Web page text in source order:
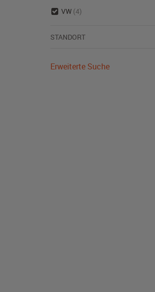
VW (4)
STANDORT
Erweiterte Suche